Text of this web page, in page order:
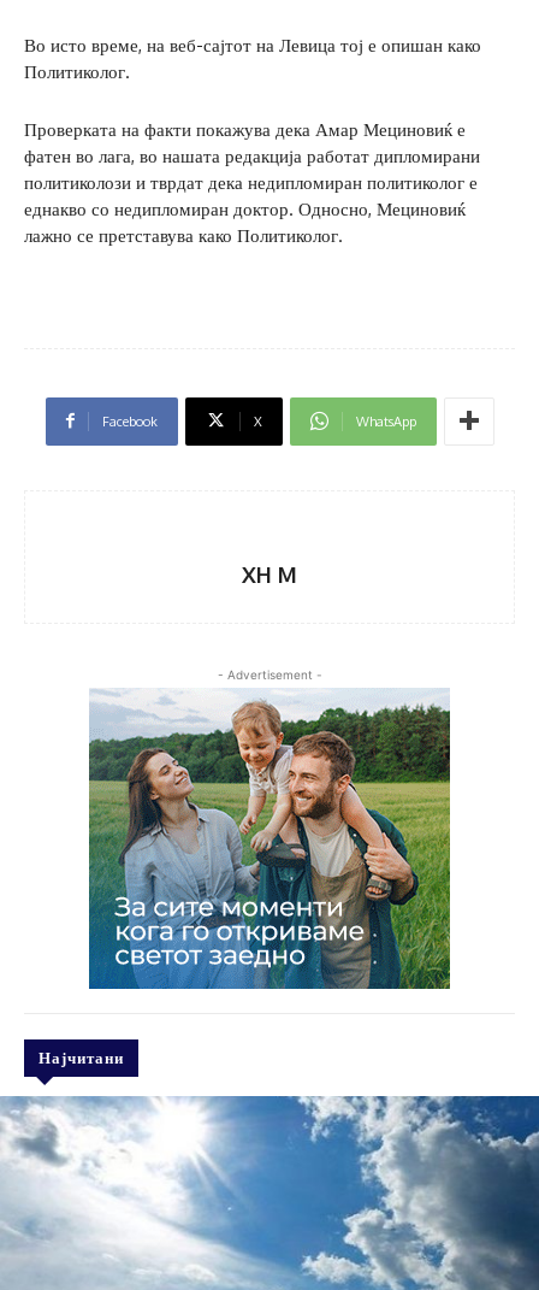
Во исто време, на веб-сајтот на Левица тој е опишан како
Политиколог.
Проверката на факти покажува дека Амар Мециновиќ е
фатен во лага, во нашата редакција работат дипломирани
политиколози и тврдат дека недипломиран политиколог е
еднакво со недипломиран доктор. Односно, Мециновиќ
лажно се претставува како Политиколог.
Facebook X WhatsApp
XH M
- Advertisement -
Најчитани